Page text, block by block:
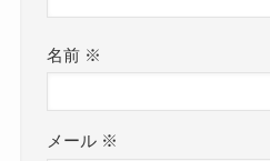
名前 ※
メール ※